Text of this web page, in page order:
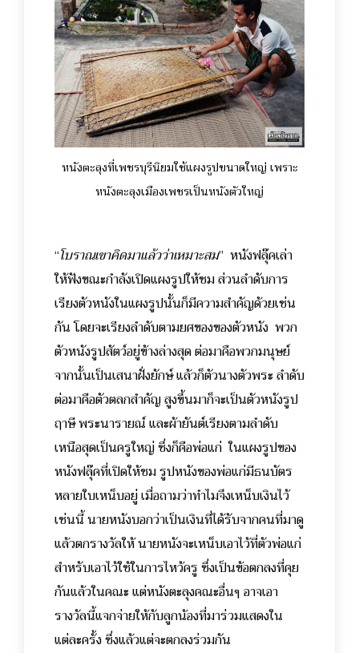
หนังตะลุงที่เพชรบุรีนิยมใช้แผงรูปขนาดใหญ่ เพราะ
หนังตะลุงเมืองเพชรเป็นหนังตัวใหญ่
“โบราณเขาคิดมาแล้วว่าเหมาะสม” หนังฟลุ๊คเล่า
ให้ฟังขณะกำลังเปิดแผงรูปให้ชม ส่วนลำดับการ
เรียงตัวหนังในแผงรูปนั้นก็มีความสำคัญด้วยเช่น
กัน โดยจะเรียงลำดับตามยศของของตัวหนัง พวก
ตัวหนังรูปสัตว์อยู่ข้างล่างสุด ต่อมาคือพวกมนุษย์
จากนั้นเป็นเสนาฝั่งยักษ์ แล้วก็ตัวนางตัวพระ ลำดับ
ต่อมาคือตัวตลกสำคัญ สูงขึ้นมาก็จะเป็นตัวหนังรูป
ฤาษี พระนารายณ์ และผ้ายันต์เรียงตามลำดับ
เหนือสุดเป็นครูใหญ่ ซึ่งก็คือพ่อแก่ในแผงรูปของ
หนังฟลุ๊คที่เปิดให้ชม รูปหนังของพ่อแก่มีธนบัตร
หลายใบเหน็บอยู่ เมื่อถามว่าทำไมจึงเหน็บเงินไว้
เช่นนี้ นายหนังบอกว่าเป็นเงินที่ได้รับจากคนที่มาดู
แล้วตกรางวัลให้ นายหนังจะเหน็บเอาไว้ที่ตัวพ่อแก่
สำหรับเอาไว้ใช้ในการไหว้ครู ซึ่งเป็นข้อตกลงที่คุย
กันแล้วในคณะ แต่หนังตะลุงคณะอื่นๆ อาจเอา
รางวัลนี้แจกจ่ายให้กับลูกน้องที่มาร่วมแสดงใน
แต่ละครั้ง ซึ่งแล้วแต่จะตกลงร่วมกัน